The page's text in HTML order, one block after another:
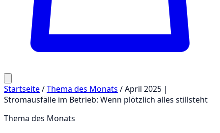
Startseite/Thema des Monats /April 2025 |
Stromausfälle im Betrieb: Wenn plötzlich alles stillsteht
Thema des Monats